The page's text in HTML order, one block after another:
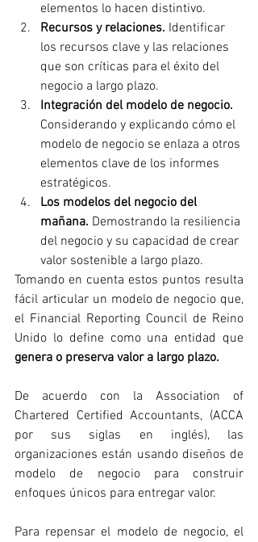
elementos lo hacen distintivo.
Recursos y relaciones. Identificar
los recursos clave y las relaciones
que son críticas para el éxito del
negocio a largo plazo.
Integración del modelo de negocio.
Considerando y explicando cómo el
modelo de negocio se enlaza a otros
elementos clave de los informes
estratégicos.
Los modelos del negocio del
mañana. Demostrando la resiliencia
del negocio y su capacidad de crear
valor sostenible a largo plazo.
Tomando en cuenta estos puntos resulta
fácil articular un modelo de negocio que,
el Financial Reporting Council de Reino
genera o preserva valor a largo plazo.
De acuerdo con la Association of
Chartered Certified Accountants, (ACCA
por sus siglas en inglés), las
organizaciones están usando diseños de
modelo de negocio para construir
enfoques únicos para entregar valor.
Para repensar el modelo de negocio, el